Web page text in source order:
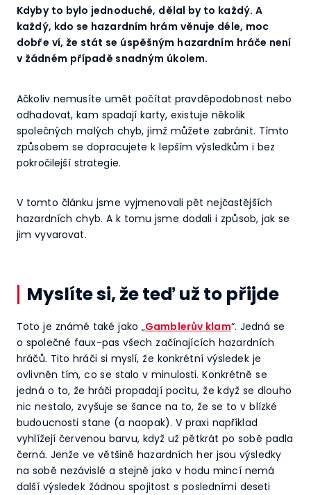
Kdyby to bylo jednoduché, dělal by to každý. A
každý, kdo se hazardním hrám věnuje déle, moc
dobře ví, že stát se úspěšným hazardním hráče není
v žádném případě snadným úkolem.
Ačkoliv nemusíte umět počítat pravděpodobnost nebo
odhadovat, kam spadají karty, existuje několik
společných malých chyb, jimž můžete zabránit. Tímto
způsobem se dopracujete k lepším výsledkům i bez
pokročilejší strategie.
V tomto článku jsme vyjmenovali pět nejčastějších
hazardních chyb. A k tomu jsme dodali i způsob, jak se
jim vyvarovat.
Myslíte si, že teď už to přijde
Toto je známé také jako „Gamblerův klam“. Jedná se
o společné faux-pas všech začínajících hazardních
hráčů. Tito hráči si myslí, že konkrétní výsledek je
ovlivněn tím, co se stalo v minulosti. Konkrétně se
jedná o to, že hráči propadají pocitu, že když se dlouho
nic nestalo, zvyšuje se šance na to, že se to v blízké
budoucnosti stane (a naopak). V praxi například
vyhlížejí červenou barvu, když už pětkrát po sobě padla
černá. Jenže ve většině hazardních her jsou výsledky
na sobě nezávislé a stejně jako v hodu mincí nemá
další výsledek žádnou spojitost s posledními deseti